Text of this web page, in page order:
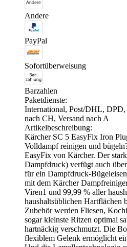
Andere
PayPal
Sofortüberweisung
Barzahlen
Paketdienste:
International, Post/DHL, DPD,
nach CH, Versand nach A
Artikelbeschreibung:
Kärcher SC 5 EasyFix Iron
Volldampf reinigen und
EasyFix von Kärcher. Der
Dampfdruck) verfügt auch
für ein Dampfdruck-
mit dem Kärcher
Viren1 und 99,99 % aller
haushaltsüblichen Hartflächen
Zubehör werden Fliesen,
sogar kleinste Ritzen optimal
hartnäckig verschmutzt. Die
flexiblem Gelenk ermöglicht